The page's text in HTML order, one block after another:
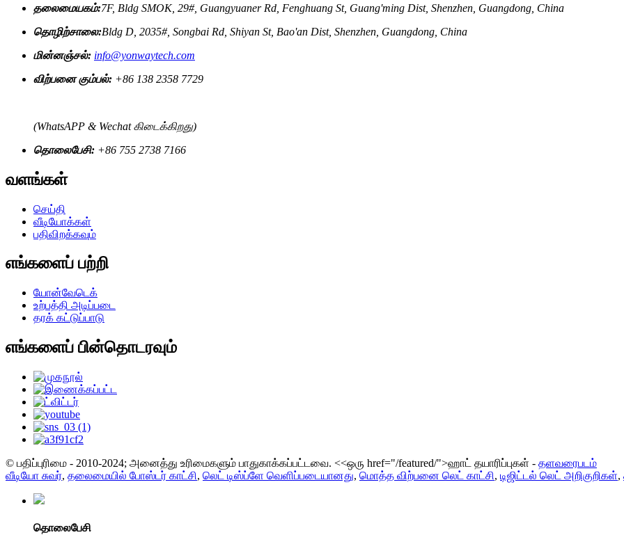
தலைமையகம்:7F, Bldg SMOK, 29#, Guangyuaner Rd, Fenghuang St, Guang'ming Dist, Shenzhen, Guangdong, China
தொழிற்சாலை:Bldg D, 2035#, Songbai Rd, Shiyan St, Bao'an Dist, Shenzhen, Guangdong, China
மின்னஞ்சல்: info@yonwaytech.com
விற்பனை கும்பல்: +86 138 2358 7729
(WhatsAPP & Wechat கிடைக்கிறது)
தொலைபேசி: +86 755 2738 7166
வளங்கள்
செய்தி
வீடியோக்கள்
பதிவிறக்கவும்
எங்களைப் பற்றி
யோன்வேடெக்
உற்பத்தி அடிப்படை
தரக் கட்டுப்பாடு
எங்களைப் பின்தொடரவும்
© பதிப்புரிமை - 2010-2024; அனைத்து உரிமைகளும் பாதுகாக்கப்பட்டவை. <<ஒரு href="/featured/">ஹாட் தயாரிப்புகள் - தளவரைபடம்
வீடியோ சுவர், தலைமையில் போஸ்டர் காட்சி, லெட் டிஸ்ப்ளே வெளிப்படையானது, மொத்த விற்பனை லெட் காட்சி, டிஜிட்டல் லெட் அறிகுறிகள்,
தொலைபேசி